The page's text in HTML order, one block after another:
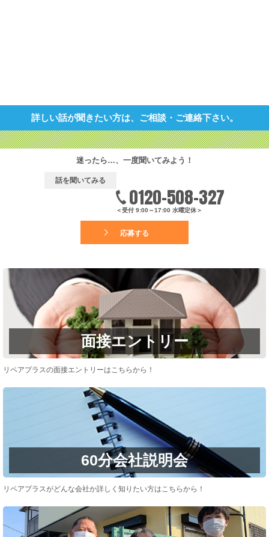
詳しい話が聞きたい方は、ご相談・ご連絡下さい。
迷ったら…、一度聞いてみよう！
話を聞いてみる
0120-508-327
＜受付 9:00～17:00 水曜定休＞
応募する
面接エントリー
リペアプラスの面接エントリーはこちらから！
60分会社説明会
リペアプラスがどんな会社か詳しく知りたい方はこちらから！